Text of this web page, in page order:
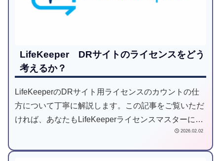
LifeKeeper DRサイトのライセンスをどう
考えるか？
LifeKeeperのDRサイト用ライセンスのカウントの仕
方について丁寧に解説します。この記事をご覧いただ
ければ、あなたもLifeKeeperライセンスマスターにな
2026.02.02